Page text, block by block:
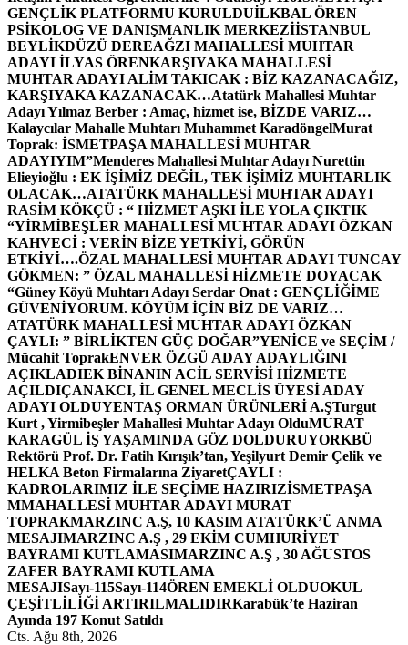
GENÇLİK PLATFORMU KURULDUİLKBAL ÖREN
PSİKOLOG VE DANIŞMANLIK MERKEZİİSTANBUL
BEYLİKDÜZÜ DEREAĞZI MAHALLESİ MUHTAR
ADAYI İLYAS ÖRENKARŞIYAKA MAHALLESİ
MUHTAR ADAYI ALİM TAKICAK : BİZ KAZANACAĞIZ,
KARŞIYAKA KAZANACAK…Atatürk Mahallesi Muhtar
Adayı Yılmaz Berber : Amaç, hizmet ise, BİZDE VARIZ…
Kalaycılar Mahalle Muhtarı Muhammet KaradöngelMurat
Toprak: İSMETPAŞA MAHALLESİ MUHTAR
ADAYIYIM”Menderes Mahallesi Muhtar Adayı Nurettin
Elieyioğlu : EK İŞİMİZ DEĞİL, TEK İŞİMİZ MUHTARLIK
OLACAK…ATATÜRK MAHALLESİ MUHTAR ADAYI
RASİM KÖKÇÜ : “ HİZMET AŞKI İLE YOLA ÇIKTIK
“YİRMİBEŞLER MAHALLESİ MUHTAR ADAYI ÖZKAN
KAHVECİ : VERİN BİZE YETKİYİ, GÖRÜN
ETKİYİ….ÖZAL MAHALLESİ MUHTAR ADAYI TUNCAY
GÖKMEN: ” ÖZAL MAHALLESİ HİZMETE DOYACAK
“Güney Köyü Muhtarı Adayı Serdar Onat : GENÇLİĞİME
GÜVENİYORUM. KÖYÜM İÇİN BİZ DE VARIZ…
ATATÜRK MAHALLESİ MUHTAR ADAYI ÖZKAN
ÇAYLI: ” BİRLİKTEN GÜÇ DOĞAR”YENİCE ve SEÇİM /
Mücahit ToprakENVER ÖZGÜ ADAY ADAYLIĞINI
AÇIKLADIEK BİNANIN ACİL SERVİSİ HİZMETE
AÇILDIÇANAKCI, İL GENEL MECLİS ÜYESİ ADAY
ADAYI OLDUYENTAŞ ORMAN ÜRÜNLERİ A.ŞTurgut
Kurt , Yirmibeşler Mahallesi Muhtar Adayı OlduMURAT
KARAGÜL İŞ YAŞAMINDA GÖZ DOLDURUYORKBÜ
Rektörü Prof. Dr. Fatih Kırışık’tan, Yeşilyurt Demir Çelik ve
HELKA Beton Firmalarına ZiyaretÇAYLI :
KADROLARIMIZ İLE SEÇİME HAZIRIZİSMETPAŞA
MMAHALLESİ MUHTAR ADAYI MURAT
TOPRAKMARZINC A.Ş, 10 KASIM ATATÜRK’Ü ANMA
MESAJIMARZINC A.Ş , 29 EKİM CUMHURİYET
BAYRAMI KUTLAMASIMARZINC A.Ş , 30 AĞUSTOS
ZAFER BAYRAMI KUTLAMA
MESAJISayı-115Sayı-114ÖREN EMEKLİ OLDUOKUL
ÇEŞİTLİLİĞİ ARTIRILMALIDIRKarabük’te Haziran
Ayında 197 Konut Satıldı
Cts. Ağu 8th, 2026